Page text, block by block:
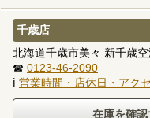
千歳店
北海道千歳市美々 新千歳
☎ 0123-46-2090
ℹ 営業時間・店休日・アク